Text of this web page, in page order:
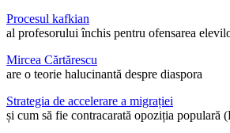
Procesul kafkian
al profesorului închis pentru ofensarea
Mircea Cărtărescu
are o teorie halucinantă despre diaspora
Strategia de accelerare a migrației
și cum să fie contracarată opoziția populară